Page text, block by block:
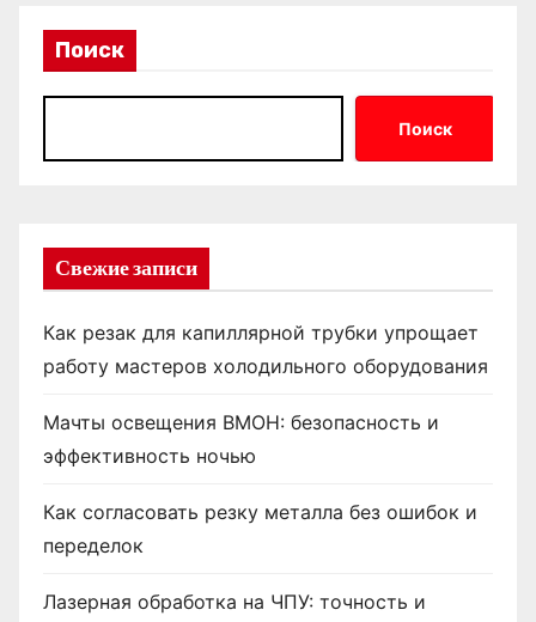
Поиск
Поиск
Свежие записи
Как резак для капиллярной трубки упрощает
работу мастеров холодильного оборудования
Мачты освещения ВМОН: безопасность и
эффективность ночью
Как согласовать резку металла без ошибок и
переделок
Лазерная обработка на ЧПУ: точность и